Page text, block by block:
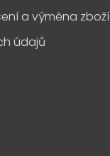
a výměna zboží
údajů